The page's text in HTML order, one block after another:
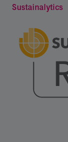
Sustainalytics